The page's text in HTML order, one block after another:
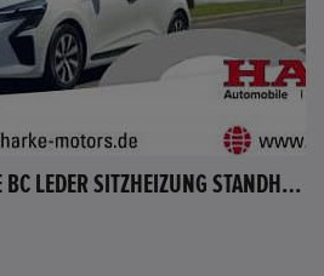
HONDA CR-V EXECUTIVE BC LEDER SITZHEIZUNG STANDHEIZUNG AHK